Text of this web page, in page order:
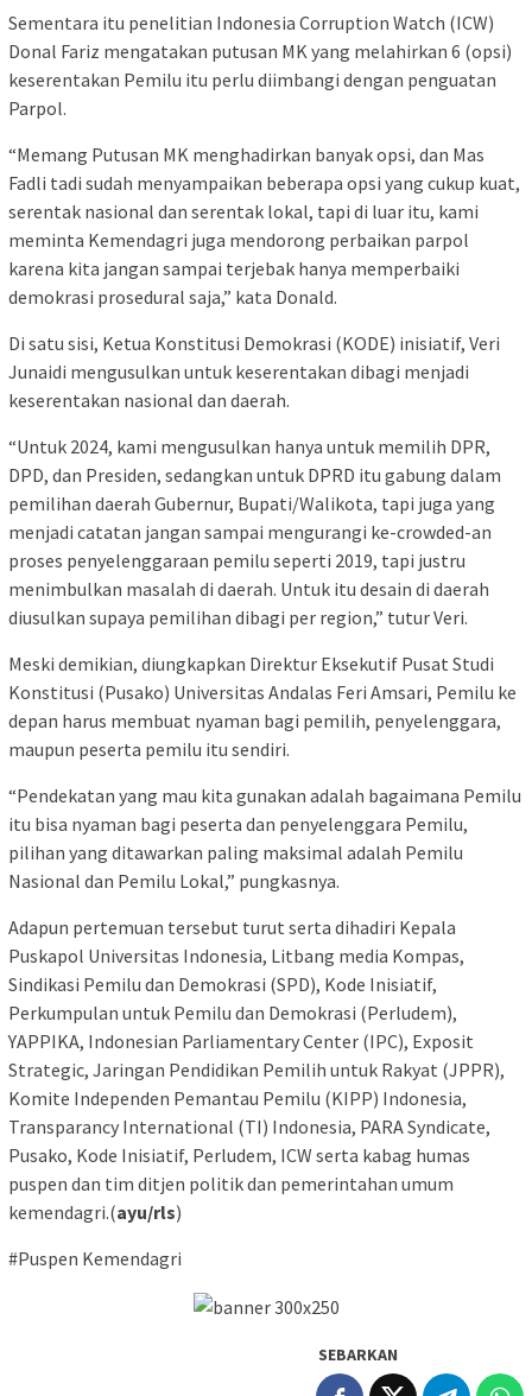
Sementara itu penelitian Indonesia Corruption Watch (ICW)
Donal Fariz mengatakan putusan MK yang melahirkan 6 (opsi)
keserentakan Pemilu itu perlu diimbangi dengan penguatan
Parpol.
“Memang Putusan MK menghadirkan banyak opsi, dan Mas
Fadli tadi sudah menyampaikan beberapa opsi yang cukup kuat,
serentak nasional dan serentak lokal, tapi di luar itu, kami
meminta Kemendagri juga mendorong perbaikan parpol
karena kita jangan sampai terjebak hanya memperbaiki
demokrasi prosedural saja,” kata Donald.
Di satu sisi, Ketua Konstitusi Demokrasi (KODE) inisiatif, Veri
Junaidi mengusulkan untuk keserentakan dibagi menjadi
keserentakan nasional dan daerah.
“Untuk 2024, kami mengusulkan hanya untuk memilih DPR,
DPD, dan Presiden, sedangkan untuk DPRD itu gabung dalam
pemilihan daerah Gubernur, Bupati/Walikota, tapi juga yang
menjadi catatan jangan sampai mengurangi ke-crowded-an
proses penyelenggaraan pemilu seperti 2019, tapi justru
menimbulkan masalah di daerah. Untuk itu desain di daerah
diusulkan supaya pemilihan dibagi per region,” tutur Veri.
Meski demikian, diungkapkan Direktur Eksekutif Pusat Studi
Konstitusi (Pusako) Universitas Andalas Feri Amsari, Pemilu ke
depan harus membuat nyaman bagi pemilih, penyelenggara,
maupun peserta pemilu itu sendiri.
“Pendekatan yang mau kita gunakan adalah bagaimana Pemilu
itu bisa nyaman bagi peserta dan penyelenggara Pemilu,
pilihan yang ditawarkan paling maksimal adalah Pemilu
Nasional dan Pemilu Lokal,” pungkasnya.
Adapun pertemuan tersebut turut serta dihadiri Kepala
Puskapol Universitas Indonesia, Litbang media Kompas,
Sindikasi Pemilu dan Demokrasi (SPD), Kode Inisiatif,
Perkumpulan untuk Pemilu dan Demokrasi (Perludem),
YAPPIKA, Indonesian Parliamentary Center (IPC), Exposit
Strategic, Jaringan Pendidikan Pemilih untuk Rakyat (JPPR),
Komite Independen Pemantau Pemilu (KIPP) Indonesia,
Transparancy International (TI) Indonesia, PARA Syndicate,
Pusako, Kode Inisiatif, Perludem, ICW serta kabag humas
puspen dan tim ditjen politik dan pemerintahan umum
kemendagri.(ayu/rls)
#Puspen Kemendagri
SEBARKAN